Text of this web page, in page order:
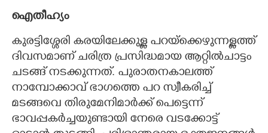
ഐതീഹ്യം
കുരട്ടിശ്ശേരി കരയിലേക്കുള്ള പറയ്ക്കെഴുന്നള്ളത്ത്
ദിവസമാണ് ചരിത്ര പ്രസിദ്ധമായ ആറ്റിൽചാട്ടം
ചടങ്ങ് നടക്കുന്നത്. പുരാതനകാലത്ത്
നാമ്പോക്കാവ് ഭാഗത്തെ പറ സ്വീകരിച്ച്
മടങ്ങവെ തിരുമേനിമാർക്ക് പെട്ടെന്ന്
ഭാവപ്പകർച്ചയുണ്ടായി നേരെ വടക്കോട്ട്